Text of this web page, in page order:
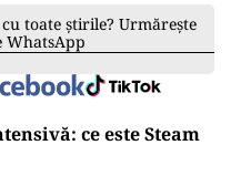
toate știrile? Urmărește
WhatsApp
ce este Steam